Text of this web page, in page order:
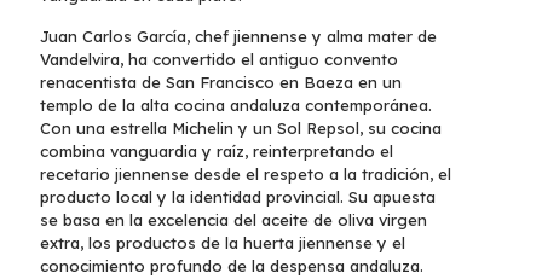
Juan Carlos García, chef jiennense y alma mater de
Vandelvira, ha convertido el antiguo convento
renacentista de San Francisco en Baeza en un
templo de la alta cocina andaluza contemporánea.
Con una estrella Michelin y un Sol Repsol, su cocina
combina vanguardia y raíz, reinterpretando el
recetario jiennense desde el respeto a la tradición, el
producto local y la identidad provincial. Su apuesta
se basa en la excelencia del aceite de oliva virgen
extra, los productos de la huerta jiennense y el
conocimiento profundo de la despensa andaluza.